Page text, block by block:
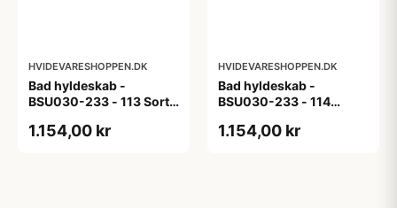
HVIDEVARESHOPPEN.DK
Bad hyldeskab -
BSU030-233 - 113 Sort
1.154,00 kr
HVIDEVARESHOPPEN.DK
Bad hyldeskab -
BSU030-233 - 114
m/eg ABS-kant
1.154,00 kr